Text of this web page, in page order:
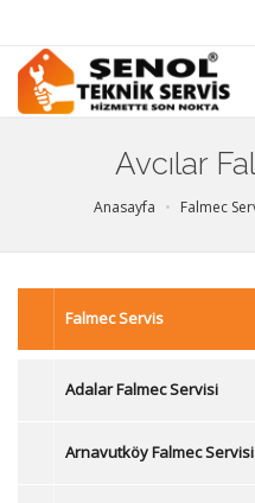
Avcılar
Anasayfa Falmec
Falmec Servis
Adalar Falmec Servisi
Arnavutköy Falmec Servisi